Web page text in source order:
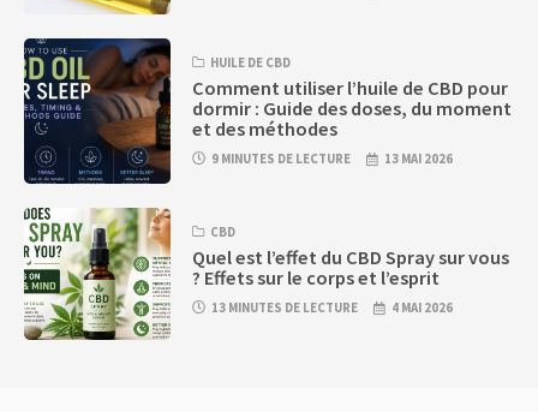
HUILE DE CBD
Comment utiliser l’huile de CBD pour
dormir : Guide des doses, du moment
et des méthodes
9 MINUTES DE LECTURE 13 MAI 2026
CBD
Quel est l’effet du CBD Spray sur vous
? Effets sur le corps et l’esprit
13 MINUTES DE LECTURE 4 MAI 2026